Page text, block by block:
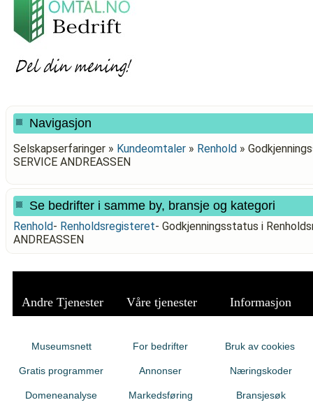
Navigasjon
Selskapserfaringer » Kundeomtaler » Renhold »
SERVICE ANDREASSEN
Se bedrifter i samme by, bransje og kategori
Renhold- Renholdsregisteret- Godkjenningsstatus i
ANDREASSEN
Andre Tjenester Våre tjenester Informasjon
Museumsnett
Gratis programmer
Domeneanalyse
For bedrifter
Annonser
Markedsføring
Bruk av cookies
Næringskoder
Bransjesøk